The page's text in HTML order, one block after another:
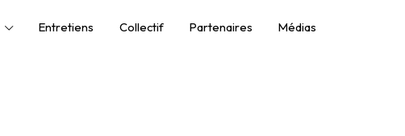
Entretiens Collectif Partenaires Médias